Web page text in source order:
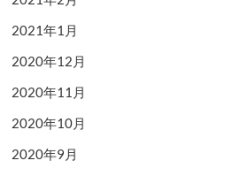
2021年1月
2020年12月
2020年11月
2020年10月
2020年9月